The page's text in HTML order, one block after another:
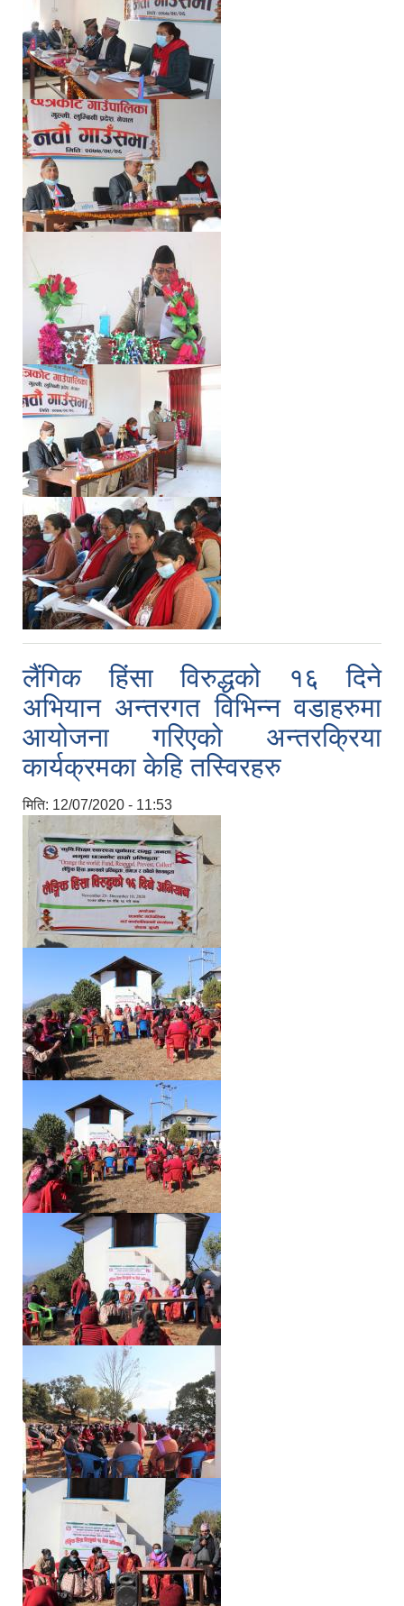
लैंगिक हिंसा विरुद्धको १६ दिने
अभियान अन्तरगत विभिन्न वडाहरुमा
आयोजना गरिएको अन्तरक्रिया
कार्यक्रमका केहि तस्विरहरु
मिति: 12/07/2020 - 11:53